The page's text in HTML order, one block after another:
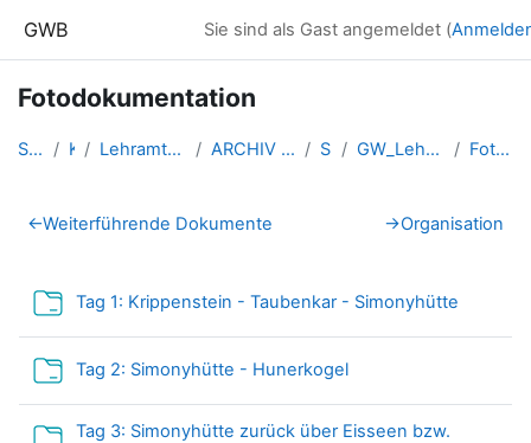
GWB Sie sind als Gast angemeldet (
Fotodokumentation
Startseite Kurse Lehramtsausbildung GW im Clust... ARCHIV - Lehrveranstaltungen a... SS 2017 GW_LehrausgangDachstein_2017ss Fotodokumentation
Abschnittsübersicht
←Weiterführende Dokumente →Organisation
Tag 1: Krippenstein - Taubenkar - Simonyhütte
Tag 2: Simonyhütte - HunerkogelVerzeichnis
Tag 3: Simonyhütte zurück über Eisseen bzw.